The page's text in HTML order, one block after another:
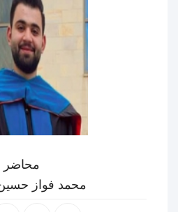
محاضر
محمد فواز